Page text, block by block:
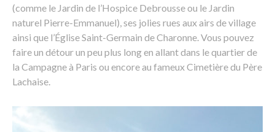
(comme le Jardin de l’Hospice Debrousse ou le Jardin
naturel Pierre-Emmanuel), ses jolies rues aux airs de village
ainsi que l’Église Saint-Germain de Charonne. Vous pouvez
faire un détour un peu plus long en allant dans le quartier de
la Campagne à Paris ou encore au fameux Cimetière du Père
Lachaise.